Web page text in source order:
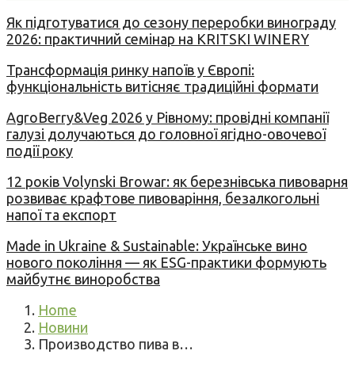
Як підготуватися до сезону переробки винограду
2026: практичний семінар на KRITSKI WINERY
Трансформація ринку напоїв у Європі:
функціональність витісняє традиційні формати
AgroBerry&Veg 2026 у Рівному: провідні компанії
галузі долучаються до головної ягідно-овочевої
події року
12 років Volynski Browar: як березнівська пивоварня
розвиває крафтове пивоваріння, безалкогольні
напої та експорт
Made in Ukraine & Sustainable: Українське вино
нового покоління — як ESG-практики формують
майбутнє виноробства
Home
Новини
Производство пива в…